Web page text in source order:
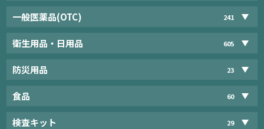
一般医薬品(OTC) 241
衛生用品・日用品 605
防災用品 23
食品 60
検査キット 29